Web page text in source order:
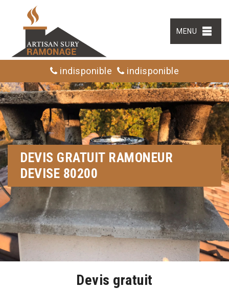
MENU
indisponible indisponible
DEVIS GRATUIT RAMONEUR
DEVISE 80200
Devis gratuit